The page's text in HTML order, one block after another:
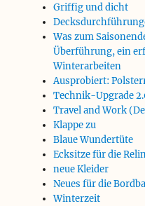
Griffig und dicht
Was zum
Überführung, ein
Winterarbeiten
Ausprobiert:
Technik-Upgrade
Travel and Work
Klappe zu
Blaue Wundertüte
Ecksitze für die
neue Kleider
Neues für die
Winterzeit